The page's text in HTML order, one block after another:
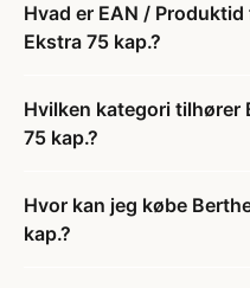
Hvad er EAN /
Ekstra 75 kap.?
Hvilken kategori tilhører
75 kap.?
Hvor kan jeg købe
kap.?